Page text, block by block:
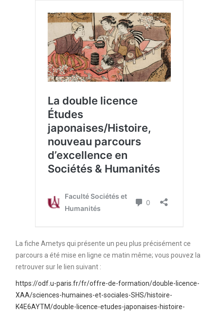
La fiche Ametys qui présente un peu plus précisément ce
parcours a été mise en ligne ce matin même; vous pouvez la
retrouver sur le lien suivant :
https://odf.u-paris.fr/fr/offre-de-formation/double-licence-
XAA/sciences-humaines-et-sociales-SHS/histoire-
K4E6AYTM/double-licence-etudes-japonaises-histoire-